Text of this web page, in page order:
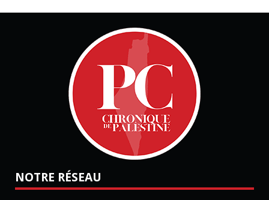
NOTRE RÉSEAU